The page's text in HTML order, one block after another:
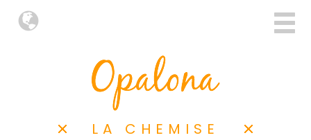
LA CHEMISE